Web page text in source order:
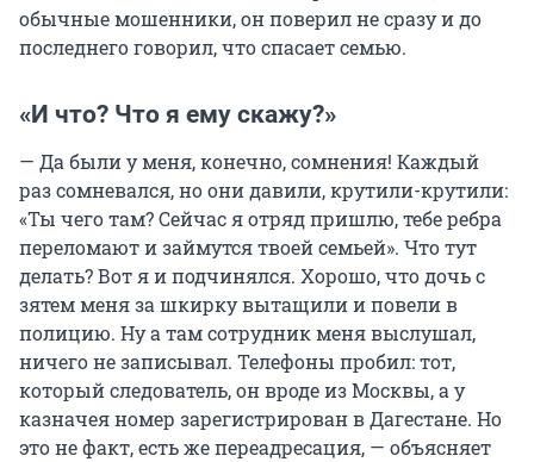
обычные мошенники, он поверил не сразу и до
последнего говорил, что спасает семью.
«И что? Что я ему скажу?»
— Да были у меня, конечно, сомнения! Каждый
раз сомневался, но они давили, крутили-крутили:
«Ты чего там? Сейчас я отряд пришлю, тебе ребра
переломают и займутся твоей семьей». Что тут
делать? Вот я и подчинялся. Хорошо, что дочь с
зятем меня за шкирку вытащили и повели в
полицию. Ну а там сотрудник меня выслушал,
ничего не записывал. Телефоны пробил: тот,
который следователь, он вроде из Москвы, а у
казначея номер зарегистрирован в Дагестане. Но
это не факт, есть же переадресация, — объясняет